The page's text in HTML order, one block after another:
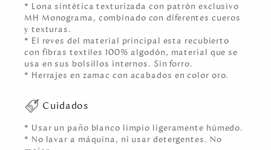
* Lona sintética texturizada con patrón exclusivo
MH Monograma, combinado con diferentes cueros
y texturas.
* El reves del material principal esta recubierto
con fibras textiles 100% algodón, material que se
usa en sus bolsillos internos. Sin forro.
* Herrajes en zamac con acabados en color oro.
Cuidados
* Usar un paño blanco limpio ligeramente húmedo.
* No lavar a máquina, ni usar detergentes. No